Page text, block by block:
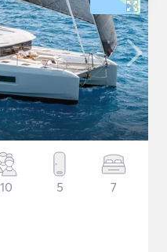
10 5 7